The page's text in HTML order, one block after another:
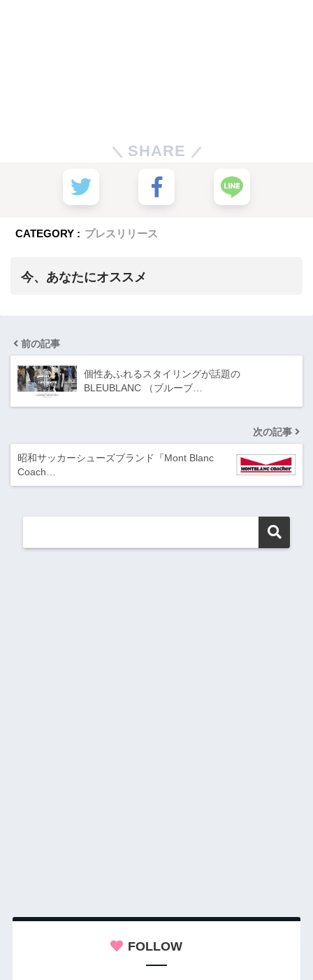
SHARE
CATEGORY : プレスリリース
今、あなたにオススメ
前の記事
個性あふれるスタイリングが話題の
BLEUBLANC （ブルーブ…
次の記事
昭和サッカーシューズブランド『Mont Blanc
Coach…
FOLLOW